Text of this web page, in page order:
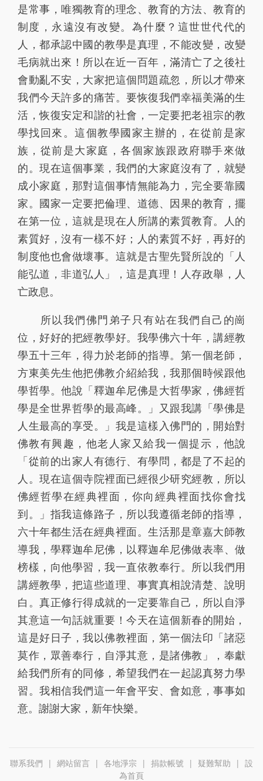
是常事，唯獨教育的理念、教育的方法、教育的
制度，永遠沒有改變。為什麼？這世世代代的
人，都承認中國的教學是真理，不能改變，改變
毛病就出來！所以在近一百年，滿清亡了之後社
會動亂不安，大家把這個問題疏忽，所以才帶來
我們今天許多的痛苦。要恢復我們幸福美滿的生
活，恢復安定和諧的社會，一定要把老祖宗的教
學找回來。這個教學國家主辦的，在從前是家
族，從前是大家庭，各個家族跟政府聯手來做
的。現在這個事業，我們的大家庭沒有了，就變
成小家庭，那對這個事情無能為力，完全要靠國
家。國家一定要把倫理、道德、因果的教育，擺
在第一位，這就是現在人所講的素質教育。人的
素質好，沒有一樣不好；人的素質不好，再好的
制度他也會做壞事。這就是古聖先賢所說的「人
能弘道，非道弘人」，這是真理！人存政舉，人
亡政息。
所以我們佛門弟子只有站在我們自己的崗
位，好好的把經教學好。我學佛六十年，講經教
學五十三年，得力於老師的指導。第一個老師，
方東美先生他把佛教介紹給我，我那個時候跟他
學哲學。他說「釋迦牟尼佛是大哲學家，佛經哲
學是全世界哲學的最高峰。」又跟我講「學佛是
人生最高的享受。」我是這樣入佛門的，開始對
佛教有興趣，他老人家又給我一個提示，他說
「從前的出家人有德行、有學問，都是了不起的
人。現在這個寺院裡面已經很少研究經教，所以
佛經哲學在經典裡面，你向經典裡面找你會找
到。」指我這條路子，所以我遵循老師的指導，
六十年都生活在經典裡面。生活那是章嘉大師教
導我，學釋迦牟尼佛，以釋迦牟尼佛做表率、做
榜樣，向他學習，我一直依教奉行。所以我們用
講經教學，把這些道理、事實真相說清楚、說明
白。真正修行得成就的一定要靠自己，所以自淨
其意這一句話就重要！今天在這個新春的開始，
這是好日子，我以佛教裡面，第一個法印「諸惡
莫作，眾善奉行，自淨其意，是諸佛教」，奉獻
給我們所有的同修，希望我們在一起認真努力學
習。我相信我們這一年會平安、會如意，事事如
意。謝謝大家，新年快樂。
聯系我們 | 網站留言 | 各地淨宗 | 捐款帳號 | 疑難幫助 | 設
為首頁